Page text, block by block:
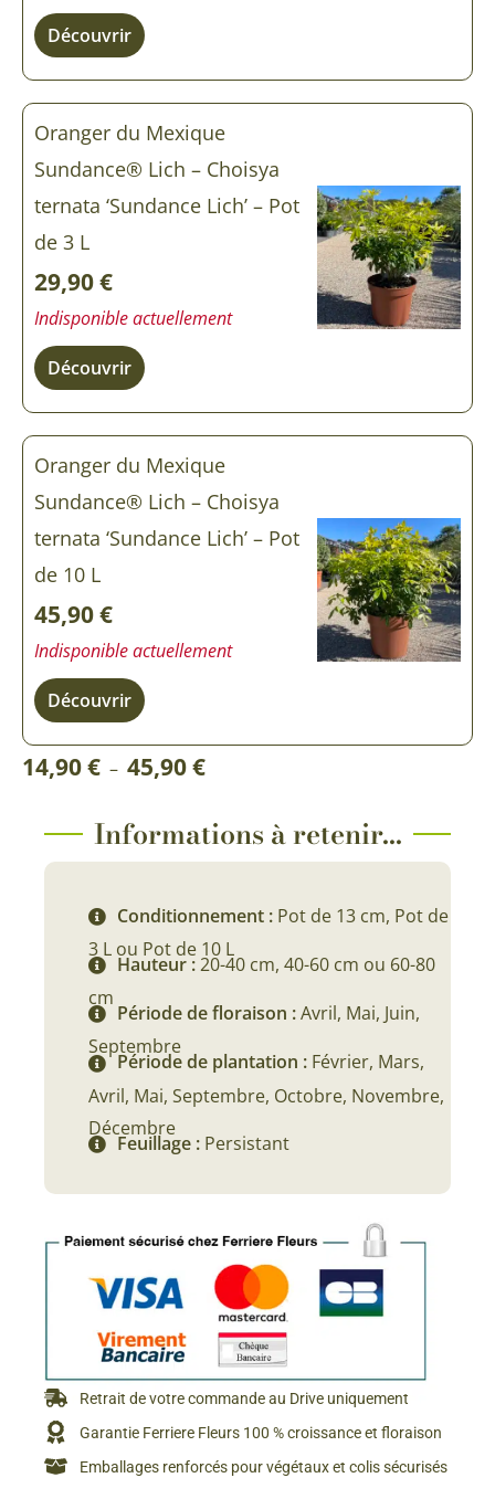
Découvrir
Oranger du Mexique
Sundance® Lich – Choisya
ternata ‘Sundance Lich’ – Pot
de 3 L
29,90€
Indisponible actuellement
Découvrir
Oranger du Mexique
Sundance® Lich – Choisya
ternata ‘Sundance Lich’ – Pot
de 10 L
45,90€
Indisponible actuellement
Découvrir
14,90€ – 45,90€Plage
prix :
14,90 €
45,90 €
Informations à retenir...
Conditionnement : Pot de 13 cm, Pot de
3 L ou Pot de 10 L
Hauteur :20-40 cm, 40-60 cm ou 60-80
cm
Période de floraison :Avril, Mai, Juin,
Septembre
Période de plantation : Février, Mars,
Avril, Mai, Septembre, Octobre, Novembre,
Décembre
Feuillage : Persistant
Retrait de votre commande au Drive uniquement
Garantie Ferriere Fleurs 100 % croissance et floraison
Emballages renforcés pour végétaux et colis sécurisés